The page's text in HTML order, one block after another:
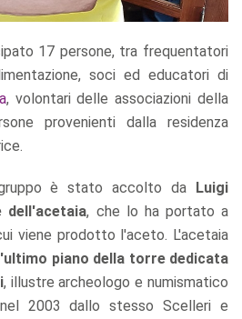
17 persone, tra frequentatori
soci ed educatori di
, volontari delle associazioni della
provenienti dalla residenza
è stato accolto da Luigi
dell'acetaia, che lo ha portato a
viene prodotto l'aceto. L'acetaia
piano della torre dedicata
, illustre archeologo e numismatico
nel 2003 dallo stesso Scelleri e